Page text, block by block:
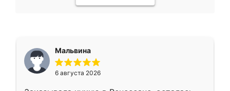
Мальвина
6 августа 2026